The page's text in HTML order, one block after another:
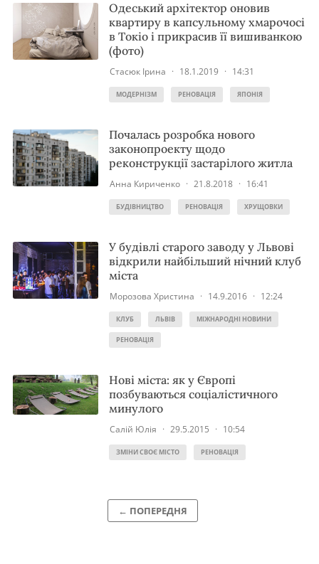
Одеський архітектор оновив
квартиру в капсульному хмарочосі
в Токіо і прикрасив її вишиванкою
(фото)
Стасюк Ірина · 18.1.2019 · 14:31
МОДЕРНІЗМ РЕНОВАЦІЯ ЯПОНІЯ
Почалась розробка нового
законопроекту щодо
реконструкції застарілого житла
Анна Кириченко · 21.8.2018 · 16:41
БУДІВНИЦТВО РЕНОВАЦІЯ ХРУЩОВКИ
У будівлі старого заводу у Львові
відкрили найбільший нічний клуб
міста
Морозова Христина · 14.9.2016 · 12:24
КЛУБ ЛЬВІВ МІЖНАРОДНІ НОВИНИ
РЕНОВАЦІЯ
Нові міста: як у Європі
позбуваються соціалістичного
минулого
Салій Юлія · 29.5.2015 · 10:54
ЗМІНИ СВОЄ МІСТО РЕНОВАЦІЯ
← ПОПЕРЕДНЯ